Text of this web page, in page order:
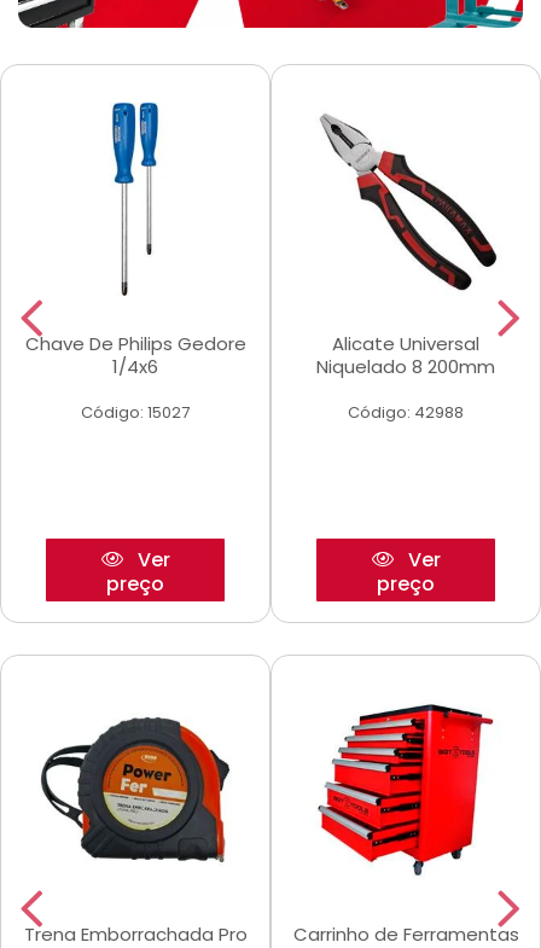
Chave De Philips Gedore
1/4x6
Código: 15027
Ver
preço
Alicate Universal
Niquelado 8 200mm
Código: 42988
Ver
preço
Trena Emborrachada Pro
Carrinho de Ferramentas